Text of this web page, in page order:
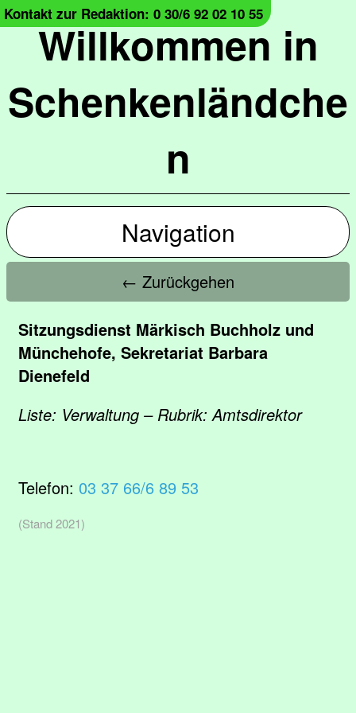
Willkommen in
Schenkenländche
n
Kontakt zur Redaktion: 0 30/6 92 02 10 55
Navigation
← Zurückgehen
Sitzungsdienst Märkisch Buchholz und
Münchehofe, Sekretariat Barbara
Dienefeld
Liste: Verwaltung – Rubrik: Amtsdirektor
Telefon: 03 37 66/6 89 53
(Stand 2021)